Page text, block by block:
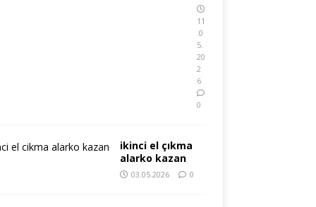
11
.0
5.
20
2
6
0
ikinci el çıkma
alarko kazan
03.05.2026 0